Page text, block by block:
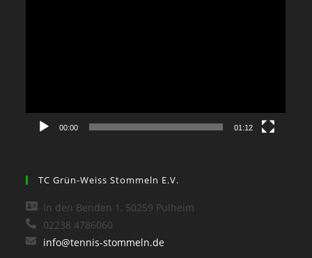
00:00 01:12
TC Grün-Weiss Stommeln E.V.
In den Benden 1, 50259 Pulheim
02238 4786060
info@tennis-stommeln.de